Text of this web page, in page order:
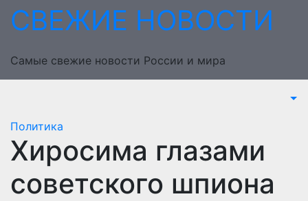
Перейти
СВЕЖИЕ НОВОСТИ
Самые свежие новости России и мира
Политика
Хиросима глазами
советского шпиона